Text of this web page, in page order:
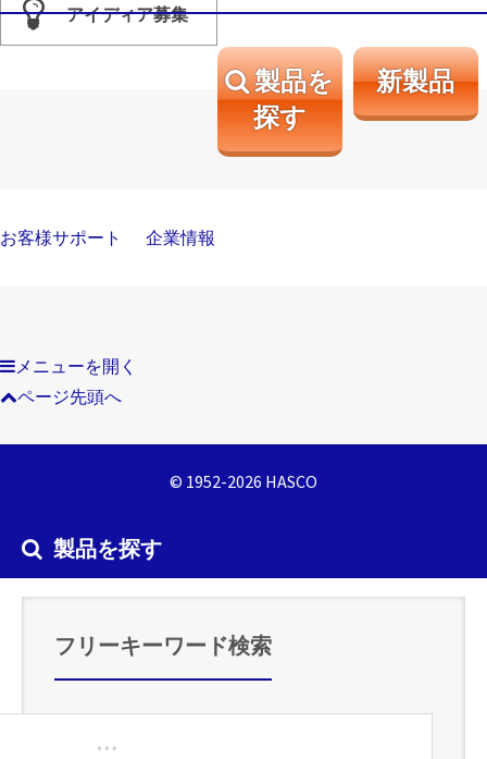
アイディア募集
製品を
探す
新製品
お客様サポート 企業情報
メニューを開く
ページ先頭へ
© 1952-2026 HASCO
製品を探す
フリーキーワード検索